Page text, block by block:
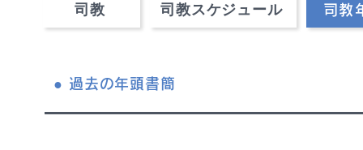
司教 司教スケジュール 司教
● 過去の年頭書簡